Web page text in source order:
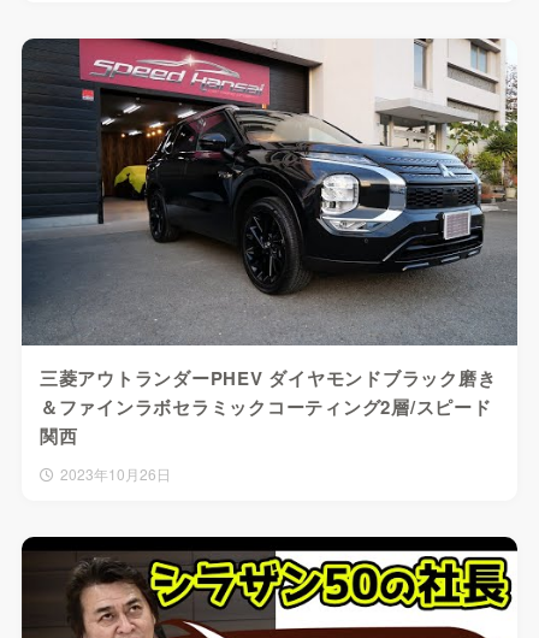
三菱アウトランダーPHEV ダイヤモンドブラック磨き
＆ファインラボセラミックコーティング2層/スピード
関西
2023年10月26日